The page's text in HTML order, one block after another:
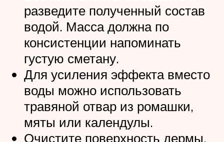
разведите полученный состав
водой. Масса должна по
консистенции напоминать
густую сметану.
Для усиления эффекта вместо
воды можно использовать
травяной отвар из ромашки,
мяты или календулы.
Очистите поверхность дермы.